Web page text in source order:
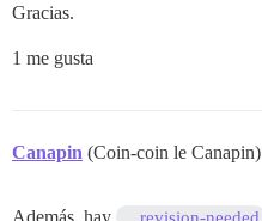
Gracias.
1 me gusta
Canapin (Coin-coin le Canapin)